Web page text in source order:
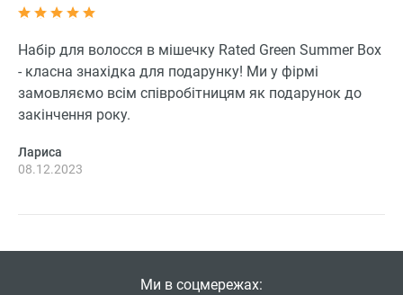
Набір для волосся в мішечку Rated Green Summer Box
- класна знахідка для подарунку! Ми у фірмі
замовляємо всім співробітницям як подарунок до
закінчення року.
Лариса
08.12.2023
Ми в соцмережах: